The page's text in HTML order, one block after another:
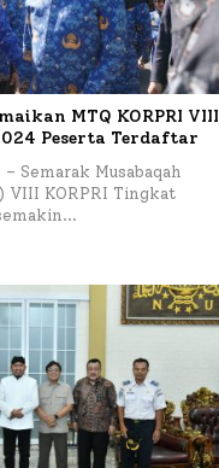
MTQ KORPRI VIII
Peserta Terdaftar
Semarak Musabaqah
VIII KORPRI Tingkat